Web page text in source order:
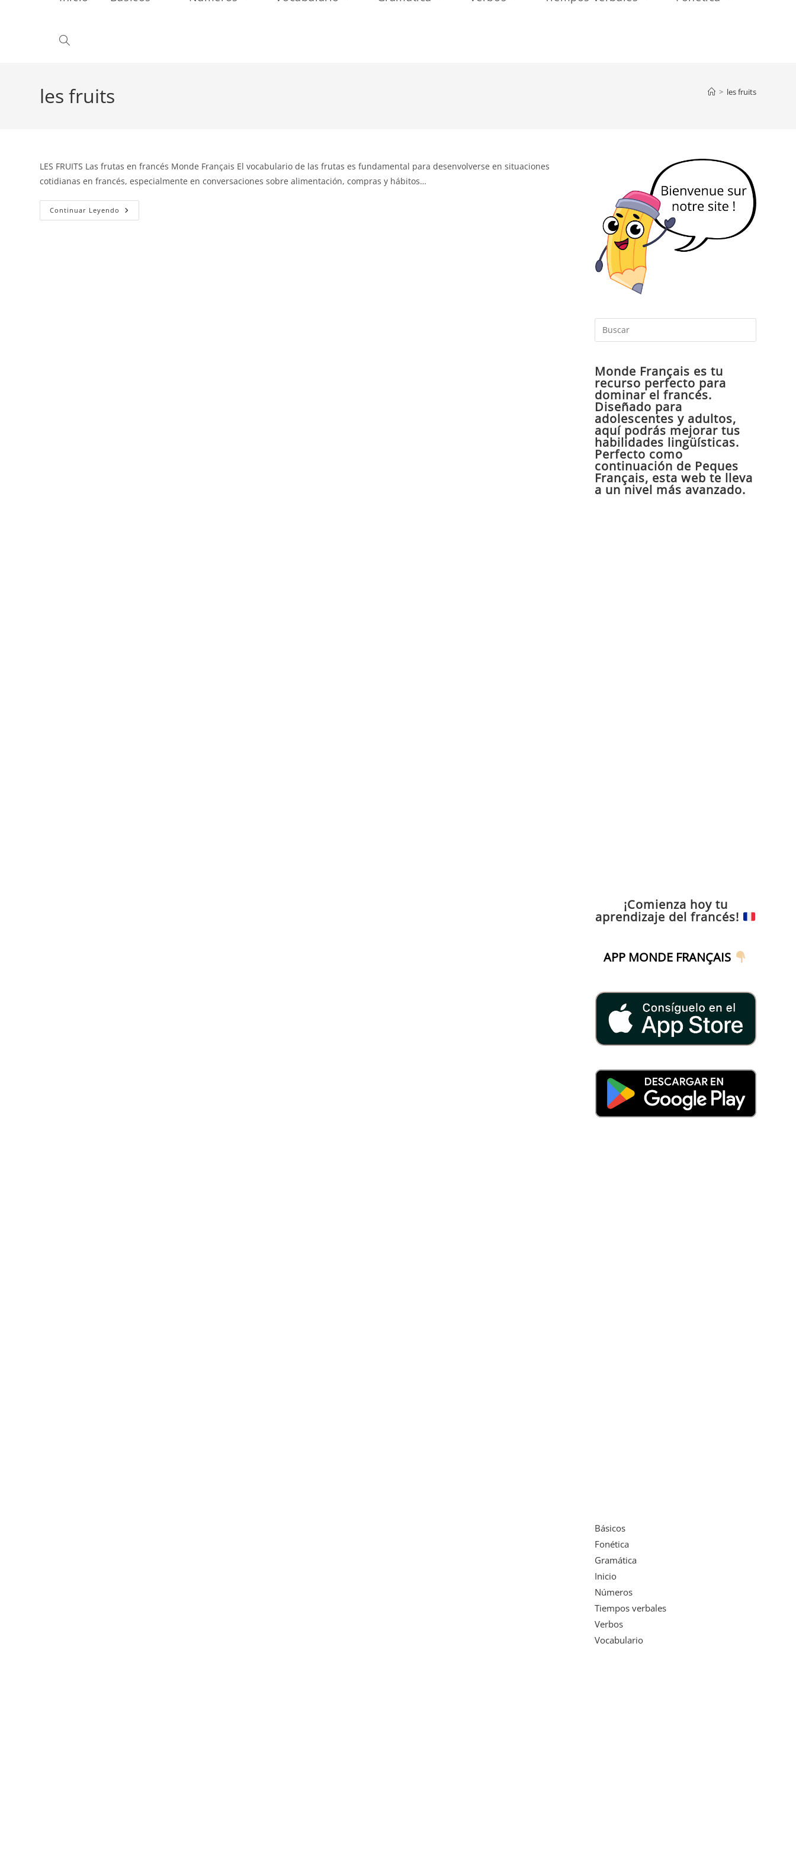
Alternar
la
web
les fruits > les fruits
LES FRUITS Las frutas en francés Monde Français El vocabulario de las frutas es fundamental para desenvolverse en situaciones
cotidianas en francés, especialmente en conversaciones sobre alimentación, compras y hábitos…
Continuar Leyendo Las
Frutas
Escape
Monde Français es tu
recurso perfecto para
dominar el francés.
Diseñado para
adolescentes y adultos,
aquí podrás mejorar tus
habilidades lingüísticas.
Perfecto como
continuación de Peques
Français, esta web te lleva
a un nivel más avanzado.
¡Comienza hoy tu
aprendizaje del francés!
APP MONDE FRANÇAIS
Básicos
Fonética
Gramática
Inicio
Números
Tiempos verbales
Verbos
Vocabulario